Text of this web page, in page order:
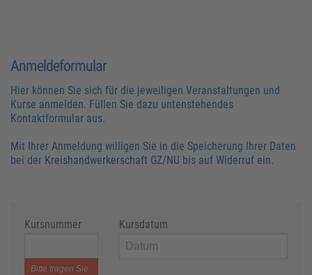
Anmeldeformular
Hier können Sie sich für die jeweiligen Veranstaltungen und
Kurse anmelden. Füllen Sie dazu untenstehendes
Kontaktformular aus.
Mit Ihrer Anmeldung willigen Sie in die Speicherung Ihrer Daten
bei der Kreishandwerkerschaft GZ/NU bis auf Widerruf ein.
Kursnummer
Bitte tragen Sie
Kursdatum